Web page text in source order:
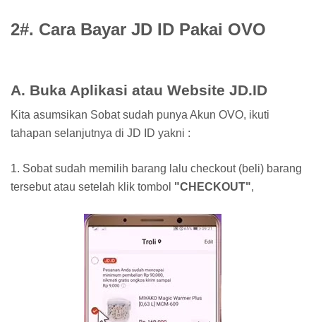
2#. Cara Bayar JD ID Pakai OVO
A. Buka Aplikasi atau Website JD.ID
Kita asumsikan Sobat sudah punya Akun OVO, ikuti
tahapan selanjutnya di JD ID yakni :
1. Sobat sudah memilih barang lalu checkout (beli) barang
tersebut atau setelah klik tombol "CHECKOUT",